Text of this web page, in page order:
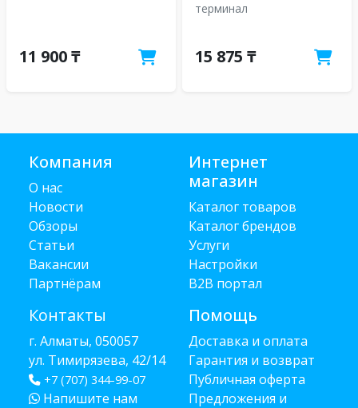
11 900 ₸
терминал
15 875 ₸
Компания
О нас
Новости
Обзоры
Статьи
Вакансии
Партнёрам
Контакты
г. Алматы, 050057
ул. Тимирязева, 42/14
+7 (707) 344-99-07
Напишите нам
Интернет
магазин
Каталог товаров
Каталог брендов
Услуги
Настройки
B2B портал
Помощь
Доставка и оплата
Гарантия и возврат
Публичная оферта
Предложения и